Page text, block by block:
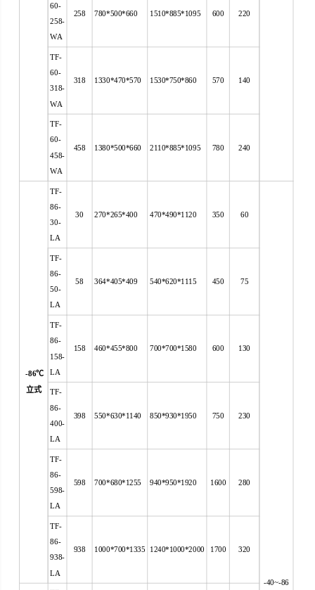
60-
258-
WA
258 780*500*660 1510*885*1095 600 220
TF-
60-
318-
WA
318 1330*470*570 1530*750*860 570 140
TF-
60-
458-
WA
458 1380*500*660 2110*885*1095 780 240
-86℃
立式
TF-
86-
30-
LA
30 270*265*400 470*490*1120 350 60
-40~-86
TF-
86-
50-
LA
58 364*405*409 540*620*1115 450 75
TF-
86-
158-
LA
158 460*455*800 700*700*1580 600 130
TF-
86-
400-
LA
398 550*630*1140 850*930*1950 750 230
TF-
86-
598-
LA
598 700*680*1255 940*950*1920 1600 280
TF-
86-
938-
LA
938 1000*700*1335 1240*1000*2000 1700 320